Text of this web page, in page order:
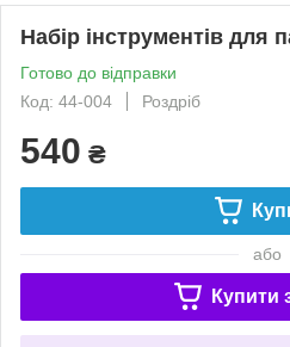
Набір інструментів для
Готово до відправки
Код: 44-004
Роздріб
540 ₴
або
Купити